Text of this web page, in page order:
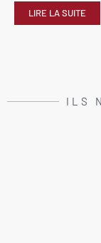
LIRE LA SUITE
ILS